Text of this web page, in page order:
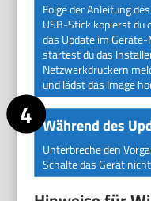
Folge der Anleitung
USB-Stick kopierst du
das Update im
startest du das
Netzwerkdruckern
und lädst das Image
Während des
Unterbreche den
Schalte das Gerät